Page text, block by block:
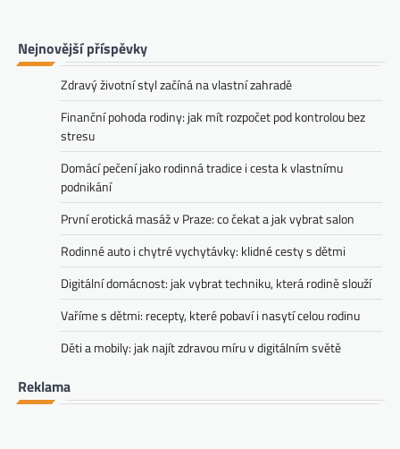
Nejnovější příspěvky
Zdravý životní styl začíná na vlastní zahradě
Finanční pohoda rodiny: jak mít rozpočet pod kontrolou bez
stresu
Domácí pečení jako rodinná tradice i cesta k vlastnímu
podnikání
První erotická masáž v Praze: co čekat a jak vybrat salon
Rodinné auto i chytré vychytávky: klidné cesty s dětmi
Digitální domácnost: jak vybrat techniku, která rodině slouží
Vaříme s dětmi: recepty, které pobaví i nasytí celou rodinu
Děti a mobily: jak najít zdravou míru v digitálním světě
Reklama